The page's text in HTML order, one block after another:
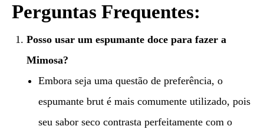
Perguntas Frequentes:
Posso usar um espumante doce para fazer a
Mimosa?
Embora seja uma questão de preferência, o
espumante brut é mais comumente utilizado, pois
seu sabor seco contrasta perfeitamente com o